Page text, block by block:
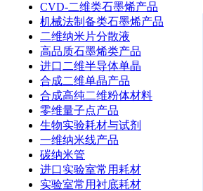
CVD-二维类石墨烯产品
机械法制备类石墨烯产品
二维纳米片分散液
高品质石墨烯类产品
进口二维半导体单晶
合成二维单晶产品
合成高纯二维粉体材料
零维量子点产品
生物实验耗材与试剂
一维纳米线产品
碳纳米管
进口实验室常用耗材
实验室常用衬底耗材